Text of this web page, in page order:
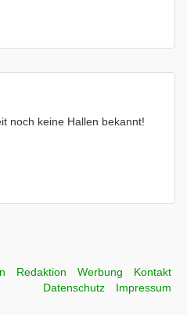
noch keine Hallen bekannt!
Redaktion Werbung
Kontakt
Datenschutz
Impressum